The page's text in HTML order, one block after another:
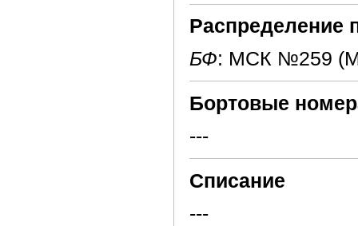
Распределение
БФ: МСК №259
Бортовые
---
Списание
---